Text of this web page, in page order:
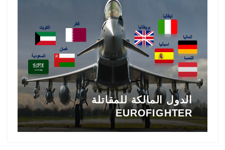
تاريخ المقاتلة F-16 في الشرق
الأوسط